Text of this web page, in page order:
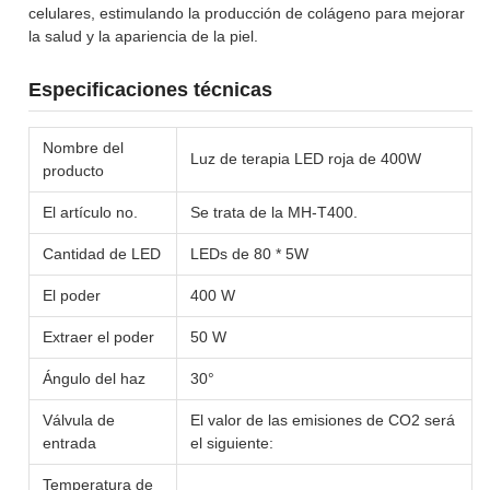
celulares, estimulando la producción de colágeno para mejorar
la salud y la apariencia de la piel.
Especificaciones técnicas
Nombre del
producto
Luz de terapia LED roja de 400W
El artículo no. Se trata de la MH-T400.
Cantidad de LED LEDs de 80 * 5W
El poder 400 W
Extraer el poder 50 W
Ángulo del haz 30°
Válvula de
entrada
El valor de las emisiones de CO2 será
el siguiente:
Temperatura de